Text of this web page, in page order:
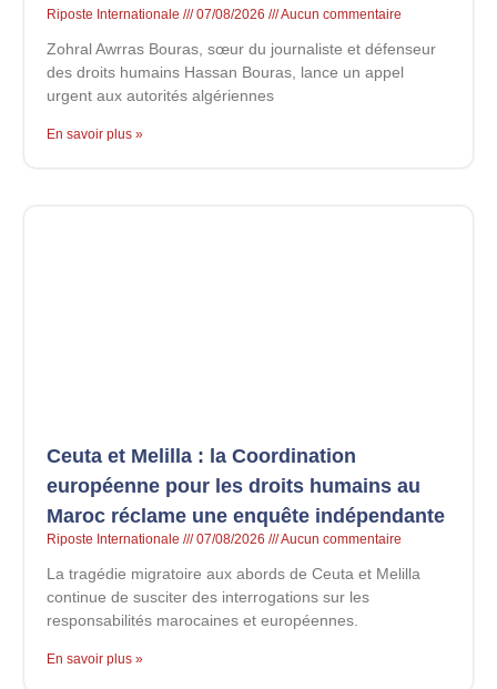
Riposte Internationale 07/08/2026 Aucun commentaire
Zohral Awrras Bouras, sœur du journaliste et défenseur
des droits humains Hassan Bouras, lance un appel
urgent aux autorités algériennes
En savoir plus »
Ceuta et Melilla : la Coordination
européenne pour les droits humains au
Maroc réclame une enquête indépendante
Riposte Internationale 07/08/2026 Aucun commentaire
La tragédie migratoire aux abords de Ceuta et Melilla
continue de susciter des interrogations sur les
responsabilités marocaines et européennes.
En savoir plus »